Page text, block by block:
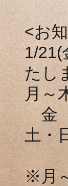
<お
1/21(
たし
月
金
土
※月